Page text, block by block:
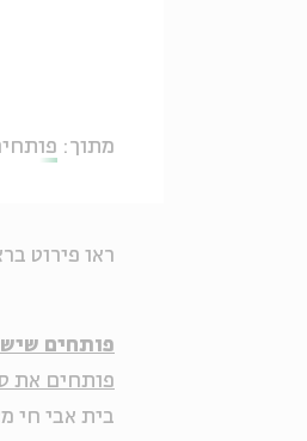
מתוך:
ראו פירוט
פותחים
פותחים את
בית אבי חי